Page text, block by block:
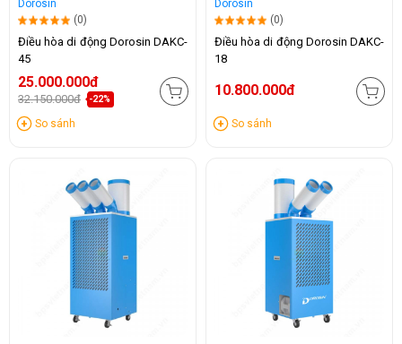
Dorosin
(0)
Điều hòa di động Dorosin DAKC-
45
25.000.000đ
32.150.000đ -22%
So sánh
Dorosin
(0)
Điều hòa di động Dorosin DAKC-
18
10.800.000đ
So sánh